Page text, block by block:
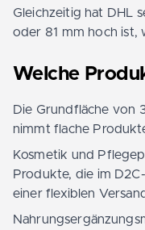
Gleichzeitig hat DHL
oder 81 mm hoch ist,
Welche
Die Grundfläche von
nimmt flache
Kosmetik und
Produkte, die im
einer flexiblen